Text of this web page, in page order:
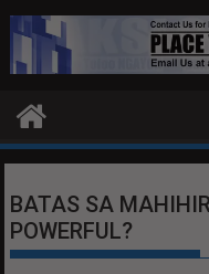
BATAS SA
POWERFUL?